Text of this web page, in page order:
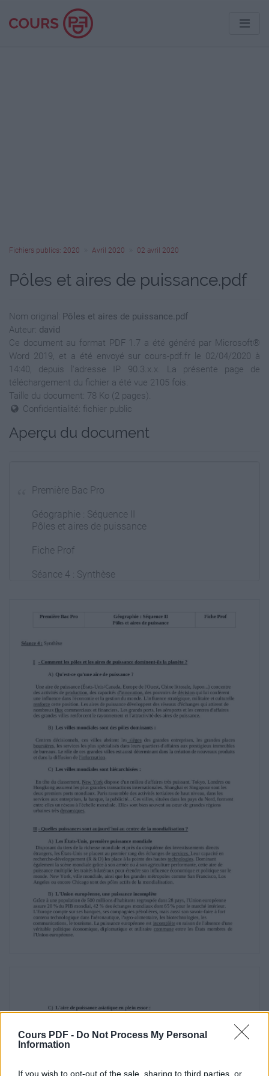
Cours PDF - Do Not Process My Personal
Information
If you wish to opt-out of the sale, sharing to third parties, or
Fichiers publics: 2020 Avril 2020 02 avril 2020
Pôles et aires de puissance.pdf
Nom original: Pôles et aires de puissance.pdf
Auteur: david
Ce document au format PDF 1.7 a été généré par Microsoft®
Word 2019, et a été envoyé sur cours-pdf.fr le 02/04/2020 à
14:40, depuis l'adresse IP 90.3.x.x. La présente page de
téléchargement du fichier a été vue 2105 fois.
Taille du document: 78 Ko (2 pages).
Confidentialité: fichier public
Aperçu du document
Première Bac Pro
Géographie : Séquence II
Pôles et aires de puissance
Fiche Prof
Séance 4 : Synthèse
A) Qu'est-ce qu'une aire de puissance ?
Europe de l'Ouest, Chine littorale, Japon...)
concentre
des activités de production, des capacités
d'innovation, des pouvoirs de décision qui lui
confèrent
une influence dans l'économie et la gestion
du monde. L'influence stratégique, militaire et
culturelle
renforce cette position. Les aires de puissance
développent des réseaux d'échanges qui
attirent de
nombreux flux commerciaux et financiers. Les
grands ports, les aéroports et les centres
d'affaires
des grandes villes renforcent le rayonnement
et l'attractivité des aires de puissance.
B) Les villes mondiales sont des pôles
dominants :
Centres décisionnels, ces villes abritent les
sièges des grandes entreprises, les grandes
places
boursières, les services les plus spécialisés
dans leurs quartiers d'affaires aux prestigieux
immeubles
de bureaux. Le rôle de ces grandes villes est
milieu d'affaires très puissant. Tokyo, Londres
Hongkong assurent les plus grandes
transactions internationales. Shanghai et